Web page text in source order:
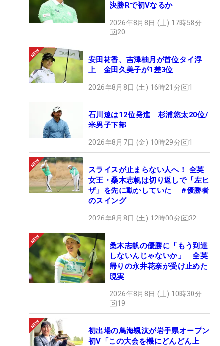
決勝Rで初Vなるか
2026年8月8日 (土) 17時58分
20
安田祐香、吉澤柚月が首位タイ浮
上 金田久美子が1差3位
2026年8月8日 (土) 16時21分 1
石川遼は12位発進 杉浦悠太20位/
米男子下部
2026年8月7日 (金) 10時29分 1
スライスが止まらない人へ！ 全英
女王・桑木志帆は切り返しで「左ヒ
ザ」を先に動かしていた #優勝者
のスイング
2026年8月8日 (土) 12時00分 32
桑木志帆の優勝に「もう到達
しないんじゃないか」 全英
帰りの永井花奈が受け止めた
現実
2026年8月8日 (土) 10時30分
19
初出場の鳥海颯汰が岩手県オープン
初V「この大会を機にどんどん上